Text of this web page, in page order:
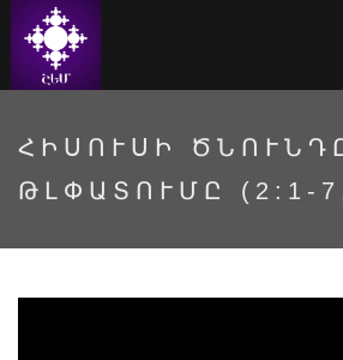
ՀԻՍՈՒՍԻ ԾՆՈՒՆԴԸ
ԼՓԱՏՈՒՄԸ (2:1-7,